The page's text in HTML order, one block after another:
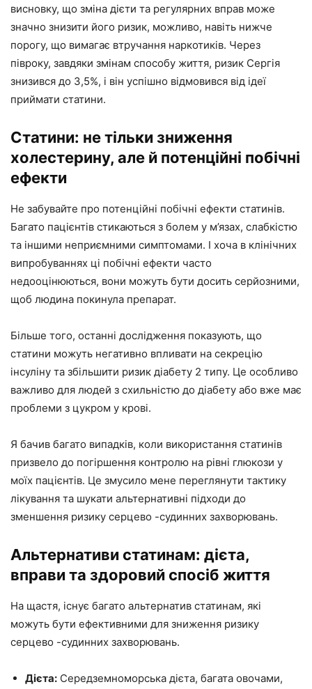
висновку, що зміна дієти та регулярних вправ може
значно знизити його ризик, можливо, навіть нижче
порогу, що вимагає втручання наркотиків. Через
півроку, завдяки змінам способу життя, ризик Сергія
знизився до 3,5%, і він успішно відмовився від ідеї
приймати статини.
Статини: не тільки зниження
холестерину, але й потенційні побічні
ефекти
Не забувайте про потенційні побічні ефекти статинів.
Багато пацієнтів стикаються з болем у м’язах, слабкістю
та іншими неприємними симптомами. І хоча в клінічних
випробуваннях ці побічні ефекти часто
недооцінюються, вони можуть бути досить серйозними,
щоб людина покинула препарат.
Більше того, останні дослідження показують, що
статини можуть негативно впливати на секрецію
інсуліну та збільшити ризик діабету 2 типу. Це особливо
важливо для людей з схильністю до діабету або вже має
проблеми з цукром у крові.
Я бачив багато випадків, коли використання статинів
призвело до погіршення контролю на рівні глюкози у
моїх пацієнтів. Це змусило мене переглянути тактику
лікування та шукати альтернативні підходи до
зменшення ризику серцево -судинних захворювань.
Альтернативи статинам: дієта,
вправи та здоровий спосіб життя
На щастя, існує багато альтернатив статинам, які
можуть бути ефективними для зниження ризику
серцево -судинних захворювань.
Дієта: Середземноморська дієта, багата овочами,